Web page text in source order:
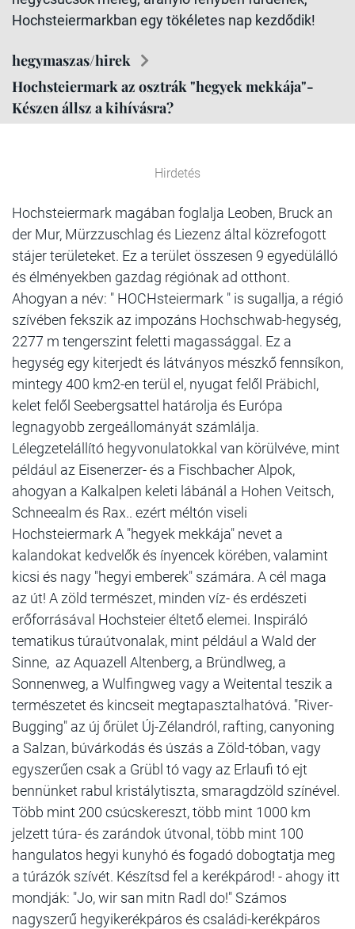
Hochsteiermarkban egy tökéletes nap kezdődik!
hegymaszas/hirek
Hochsteiermark az osztrák "hegyek mekkája"-
Készen állsz a kihívásra?
Hirdetés
Hochsteiermark magában foglalja Leoben, Bruck an
der Mur, Mürzzuschlag és Liezenz által közrefogott
stájer területeket. Ez a terület összesen 9 egyedülálló
és élményekben gazdag régiónak ad otthont.
Ahogyan a név: " HOCHsteiermark " is sugallja, a régió
szívében fekszik az impozáns Hochschwab-hegység,
2277 m tengerszint feletti magassággal. Ez a
hegység egy kiterjedt és látványos mészkő fennsíkon,
mintegy 400 km2-en terül el, nyugat felől Präbichl,
kelet felől Seebergsattel határolja és Európa
legnagyobb zergeállományát számlálja.
Lélegzetelállító hegyvonulatokkal van körülvéve, mint
például az Eisenerzer- és a Fischbacher Alpok,
ahogyan a Kalkalpen keleti lábánál a Hohen Veitsch,
Schneealm és Rax.. ezért méltón viseli
Hochsteiermark A "hegyek mekkája" nevet a
kalandokat kedvelők és ínyencek körében, valamint
kicsi és nagy "hegyi emberek" számára. A cél maga
az út! A zöld természet, minden víz- és erdészeti
erőforrásával Hochsteier éltető elemei. Inspiráló
tematikus túraútvonalak, mint például a Wald der
Sinne, az Aquazell Altenberg, a Bründlweg, a
Sonnenweg, a Wulfingweg vagy a Weitental teszik a
természetet és kincseit megtapasztalhatóvá. "River-
Bugging" az új őrület Új-Zélandról, rafting, canyoning
a Salzan, búvárkodás és úszás a Zöld-tóban, vagy
egyszerűen csak a Grübl tó vagy az Erlaufi tó ejt
bennünket rabul kristálytiszta, smaragdzöld színével.
Több mint 200 csúcskereszt, több mint 1000 km
jelzett túra- és zarándok útvonal, több mint 100
hangulatos hegyi kunyhó és fogadó dobogtatja meg
a túrázók szívét. Készítsd fel a kerékpárod! - ahogy itt
mondják: "Jo, wir san mitn Radl do!" Számos
nagyszerű hegyikerékpáros és családi-kerékpáros